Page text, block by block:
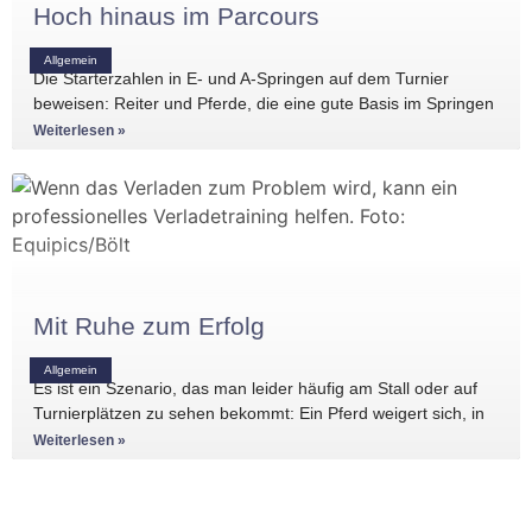
Allgemein
Hoch hinaus im Parcours
Die Starterzahlen in E- und A-Springen auf dem Turnier
beweisen: Reiter und Pferde, die eine gute Basis im Springen
haben, gibt es
Weiterlesen »
Allgemein
Mit Ruhe zum Erfolg
Es ist ein Szenario, das man leider häufig am Stall oder auf
Turnierplätzen zu sehen bekommt: Ein Pferd weigert sich, in
den Anhänger zu
Weiterlesen »